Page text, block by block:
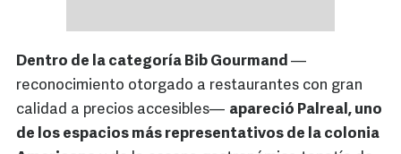
Dentro de la categoría Bib Gourmand —
reconocimiento otorgado a restaurantes con gran
calidad a precios accesibles— apareció Palreal, uno
de los espacios más representativos de la colonia